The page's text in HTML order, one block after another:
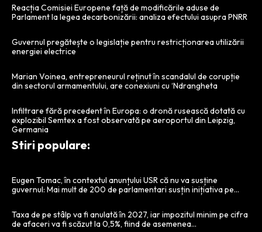
Reacția Comisiei Europene față de modificările aduse de
Parlament la legea decarbonizării: analiza efectului asupra PNRR
Guvernul pregătește o legislație pentru restricționarea utilizării
energiei electrice
Marian Voinea, entrepreneurul reținut în scandalul de corupție
din sectorul armamentului, are conexiuni cu ‘Ndrangheta
Infiltrare fără precedent în Europa: o dronă rusească dotată cu
explozibil Semtex a fost observată pe aeroportul din Leipzig,
Germania
Stiri populare:
Eugen Tomac, în contextul anunțului USR că nu va susține
guvernul: Mai mult de 200 de parlamentari susțin inițiativa pe…
Taxa de pe stâlp va fi anulată în 2027, iar impozitul minim pe cifra
de afaceri va fi scăzut la 0,5%, fiind de asemenea...